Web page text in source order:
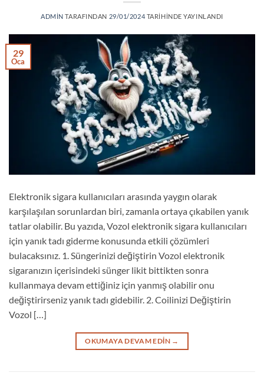
ADMIN TARAFINDAN 29/01/2024TARIHINDE YAYINLANDI
29
Oca
Elektronik sigara kullanıcıları arasında yaygın olarak
karşılaşılan sorunlardan biri, zamanla ortaya çıkabilen yanık
tatlar olabilir. Bu yazıda, Vozol elektronik sigara kullanıcıları
için yanık tadı giderme konusunda etkili çözümleri
bulacaksınız. 1. Süngerinizi değiştirin Vozol elektronik
sigaranızın içerisindeki sünger likit bittikten sonra
kullanmaya devam ettiğiniz için yanmış olabilir onu
değiştirirseniz yanık tadı gidebilir. 2. Coilinizi Değiştirin
Vozol […]
OKUMAYA DEVAM EDIN →